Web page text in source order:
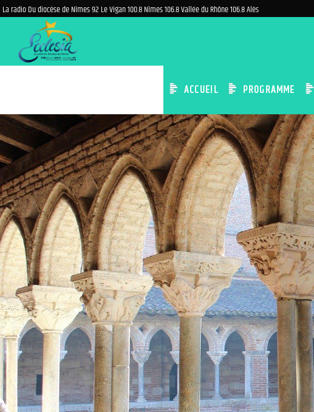
La radio Du diocèse de Nîmes 92 Le Vigan 100.8 Nîmes 106.8 Vallée du Rhône 106.8 Alès
ACCUEIL PROGRAMME